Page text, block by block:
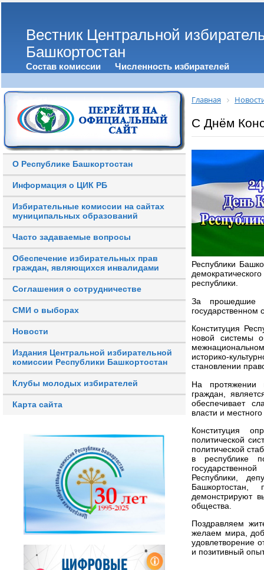
Вестник Центральной
Башкортостан
Состав комиссии Численность избирателей
О Республике Башкортостан
Информация о ЦИК РБ
Избирательные комиссии на сайтах
муниципальных образований
Часто задаваемые вопросы
Обеспечение избирательных прав
граждан, являющихся инвалидами
Соглашения о сотрудничестве
СМИ о выборах
Новости
Издания Центральной избирательной
комиссии Республики Башкортостан
Клубы молодых избирателей
Карта сайта
Главная
С Днём
Республики
республики.
За прошедшие
государственном
Конституция
новой системы
историко-
становлении
На протяжении
граждан,
обеспечивает
власти и
Конституция
политической
политической
в республике
Республики,
Башкортостан,
демонстрируют
общества.
Поздравляем
желаем мира,
удовлетворение
и позитивный